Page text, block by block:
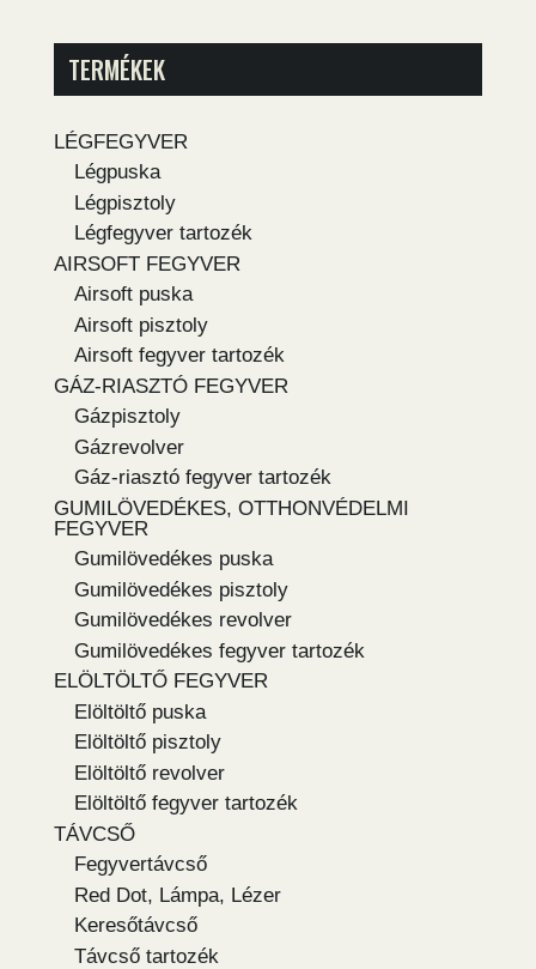
TERMÉKEK
LÉGFEGYVER
Légpuska
Légpisztoly
Légfegyver tartozék
AIRSOFT FEGYVER
Airsoft puska
Airsoft pisztoly
Airsoft fegyver tartozék
GÁZ-RIASZTÓ FEGYVER
Gázpisztoly
Gázrevolver
Gáz-riasztó fegyver tartozék
GUMILÖVEDÉKES, OTTHONVÉDELMI
FEGYVER
Gumilövedékes puska
Gumilövedékes pisztoly
Gumilövedékes revolver
Gumilövedékes fegyver tartozék
ELÖLTÖLTŐ FEGYVER
Elöltöltő puska
Elöltöltő pisztoly
Elöltöltő revolver
Elöltöltő fegyver tartozék
TÁVCSŐ
Fegyvertávcső
Red Dot, Lámpa, Lézer
Keresőtávcső
Távcső tartozék